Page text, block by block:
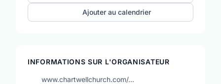
Ajouter au calendrier
INFORMATIONS SUR L'ORGANISATEUR
www.chartwellchurch.com/…